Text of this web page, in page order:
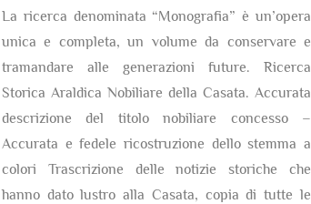
La ricerca denominata “Monografia” è un’opera
unica e completa, un volume da conservare e
tramandare alle generazioni future. Ricerca
Storica Araldica Nobiliare della Casata. Accurata
descrizione del titolo nobiliare concesso –
Accurata e fedele ricostruzione dello stemma a
colori Trascrizione delle notizie storiche che
hanno dato lustro alla Casata, copia di tutte le